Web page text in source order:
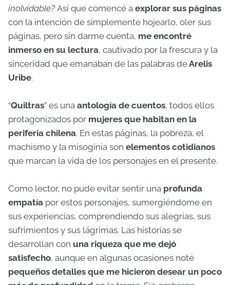
inolvidable? Así que comencé a explorar sus páginas
con la intención de simplemente hojearlo, oler sus
páginas, pero sin darme cuenta, me encontré
inmerso en su lectura, cautivado por la frescura y la
sinceridad que emanaban de las palabras deArelis
Uribe.
“Quiltras” es una antología de cuentos, todos ellos
protagonizados por mujeres que habitan en la
periferia chilena. En estas páginas, la pobreza, el
machismo y la misoginia son elementos cotidianos
que marcan la vida de los personajes en el presente.
Como lector, no pude evitar sentir una profunda
empatía por estos personajes, sumergiéndome en
sus experiencias, comprendiendo sus alegrías, sus
sufrimientos y sus lágrimas. Las historias se
desarrollan con una riqueza que me dejó
satisfecho, aunque en algunas ocasiones noté
pequeños detalles que me hicieron desear un poco